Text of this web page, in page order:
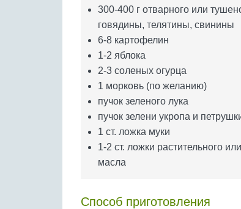
300-400 г отварного или
говядины, телятины, свинины
6-8 картофелин
1-2 яблока
2-3 соленых огурца
1 морковь (по желанию)
пучок зеленого лука
пучок зелени укропа и
1 ст. ложка муки
1-2 ст. ложки растительного
масла
Способ приготовления